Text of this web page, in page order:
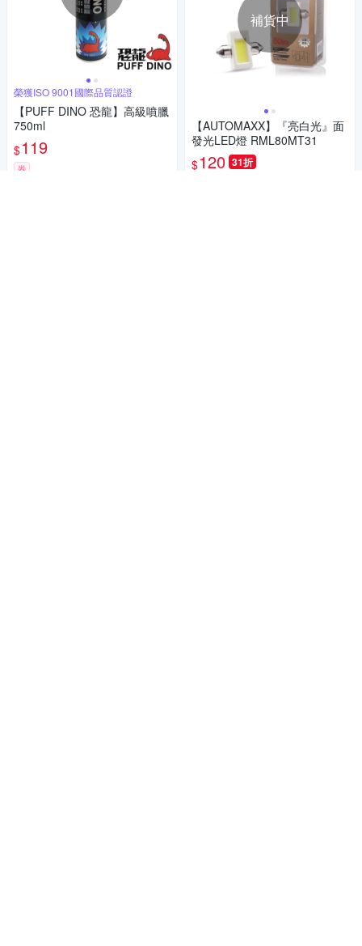
榮獲ISO 9001國際品質認證
【PUFF DINO 恐龍】高級噴臘
750ml
$119
券
補貨中
【AUTOMAXX】『亮白光』面
發光LED燈 RML80MT31
$120 31折